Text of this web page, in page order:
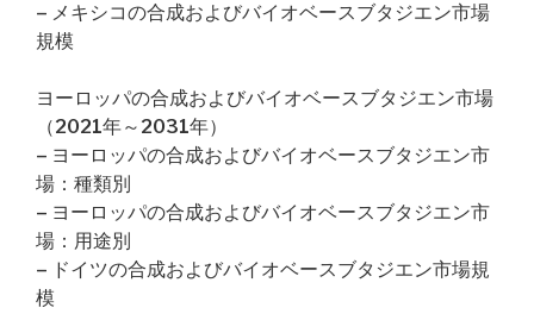
– メキシコの合成およびバイオベースブタジエン市場
規模
ヨーロッパの合成およびバイオベースブタジエン市場
（2021年～2031年）
– ヨーロッパの合成およびバイオベースブタジエン市
場：種類別
– ヨーロッパの合成およびバイオベースブタジエン市
場：用途別
– ドイツの合成およびバイオベースブタジエン市場規
模